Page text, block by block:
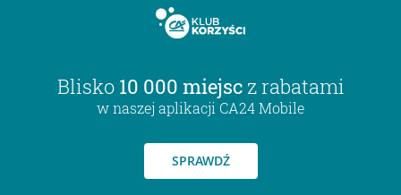
Blisko 10 000 miejsc z rabatami
w naszej aplikacji CA24 Mobile
SPRAWDŹ